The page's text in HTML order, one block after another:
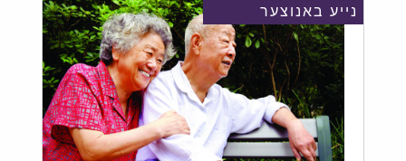
נייע באנוצער